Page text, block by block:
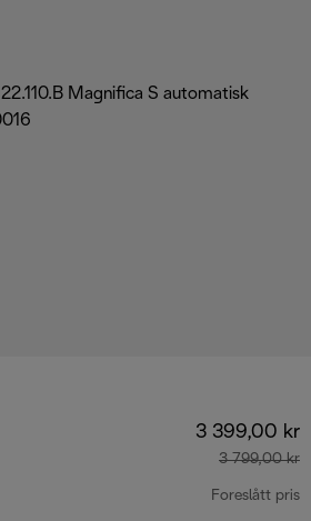
3 399,00 kr
3 799,00 kr
Foreslått pris